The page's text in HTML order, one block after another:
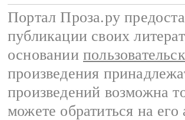
Портал Проза.ру
публикации своих
основании
произведения
произведений возможна
можете обратиться на его